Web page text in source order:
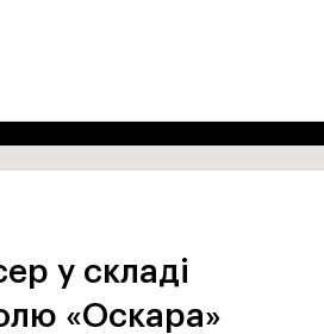
у складі
«Оскара»